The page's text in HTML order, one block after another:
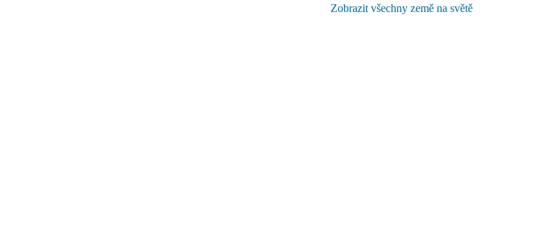
Zobrazit všechny země na světě